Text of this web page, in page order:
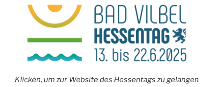
Klicken, um zur Website des Hessentags zu gelangen